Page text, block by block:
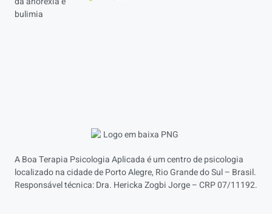
A Boa Terapia Psicologia Aplicada é um centro de psicologia
localizado na cidade de Porto Alegre, Rio Grande do Sul – Brasil.
Responsável técnica: Dra. Hericka Zogbi Jorge – CRP 07/11192.